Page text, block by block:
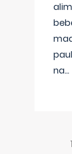
na...
1